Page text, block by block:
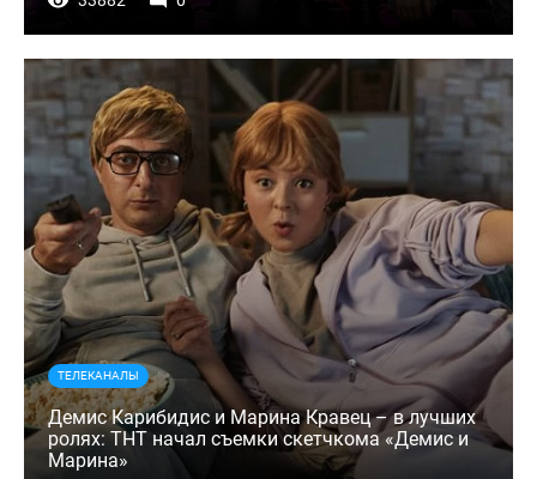
ТЕЛЕКАНАЛЫ
Демис Карибидис и Марина Кравец – в лучших
ролях: ТНТ начал съемки скетчкома «Демис и
Марина»